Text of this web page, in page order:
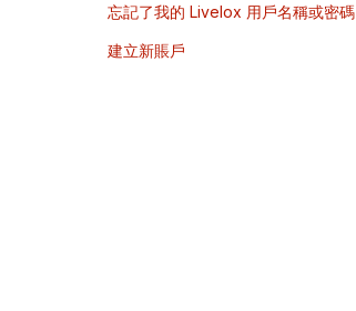
忘記了我的 Livelox 用戶名稱或密碼
建立新賬戶